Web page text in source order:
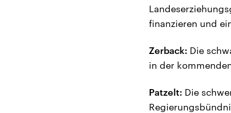
finanzieren und
Zerback: Die
in der
Patzelt: Die